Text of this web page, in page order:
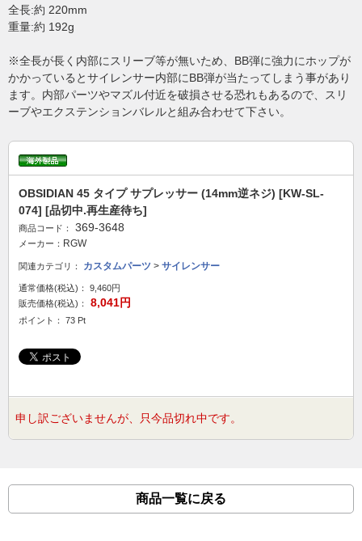
全長:約 220mm
重量:約 192g
※全長が長く内部にスリーブ等が無いため、BB弾に強力にホップが
かかっているとサイレンサー内部にBB弾が当たってしまう事があり
ます。内部パーツやマズル付近を破損させる恐れもあるので、スリ
ーブやエクステンションバレルと組み合わせて下さい。
OBSIDIAN 45 タイプ サプレッサー (14mm逆ネジ) [KW-SL-
074] [品切中.再生産待ち]
商品コード： 369-3648
メーカー： RGW
関連カテゴリ： カスタムパーツ > サイレンサー
通常価格(税込)：
9,460円
販売価格(税込)：
8,041円
ポイント： 73 Pt
申し訳ございませんが、只今品切れ中です。
商品一覧に戻る